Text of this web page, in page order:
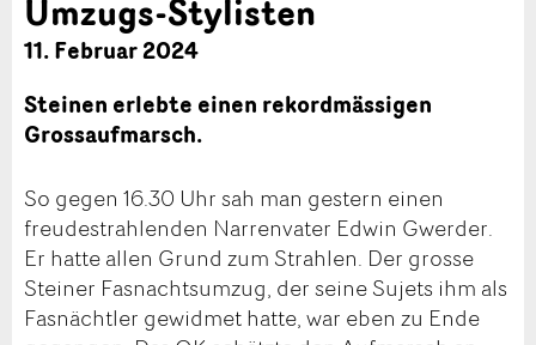
Umzugs-Stylisten
11. Februar 2024
Steinen erlebte einen rekordmässigen
Grossaufmarsch.
So gegen 16.30 Uhr sah man gestern einen
freudestrahlenden Narrenvater Edwin Gwerder.
Er hatte allen Grund zum Strahlen. Der grosse
Steiner Fasnachtsumzug, der seine Sujets ihm als
Fasnächtler gewidmet hatte, war eben zu Ende